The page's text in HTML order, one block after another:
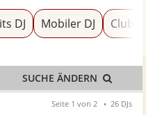
DJ» zurücksetzen
DJ Mobiler DJ Club
SUCHE ÄNDERN
Seite 1 von 2 26 DJs